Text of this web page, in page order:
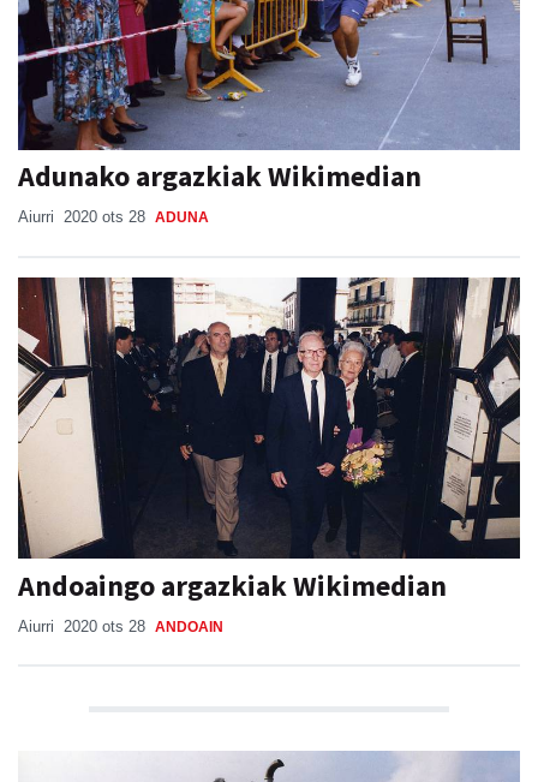
Adunako argazkiak Wikimedian
Aiurri 2020 ots 28 ADUNA
Andoaingo argazkiak Wikimedian
Aiurri 2020 ots 28 ANDOAIN